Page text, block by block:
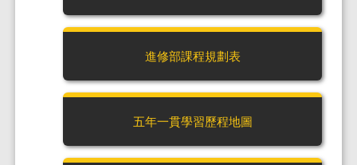
進修部課程規劃表
五年一貫學習歷程地圖